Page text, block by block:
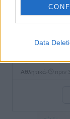
Data
στο νησί
Α.Σ. Ρόδος:
Αθλητικά πριν
Στίβος: Οι